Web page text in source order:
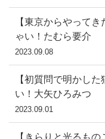
【東京からやって
ゃい！たむら要介
2023.09.08
【初質問で明かし
い！大矢ひろみつ
2023.09.01
【きらりと光るも